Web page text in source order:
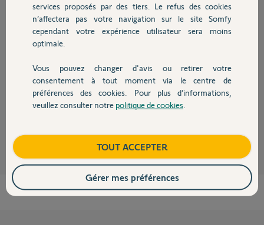
Autres produits
Devis avec un pro
Contact
Réponses
Bonjour,
Sur les interrupteurs Legrand certains voyants ne fonctionnent pas sans
micromodule.
services proposés par des tiers. Le refus des cookies
n’affectera pas votre navigation sur le site Somfy
cependant votre expérience utilisateur sera moins
optimale.
Vous pouvez changer d'avis ou retirer votre
consentement à tout moment via le centre de
préférences des cookies. Pour plus d’informations,
veuillez consulter notre politique de cookies
TOUT ACCEPTER
Gérer mes préférences